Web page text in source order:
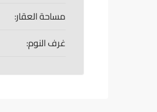
مساحة العقار:
غرف النوم: